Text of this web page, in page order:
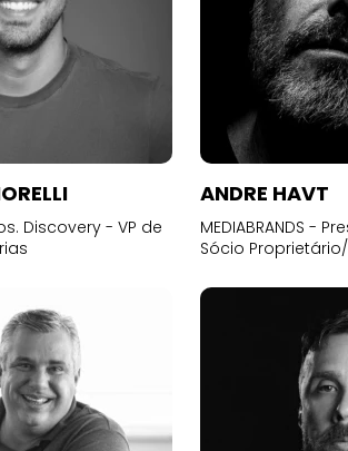
Discovery - VP de
ANDRE HAVT
MEDIABRANDS -
Sócio